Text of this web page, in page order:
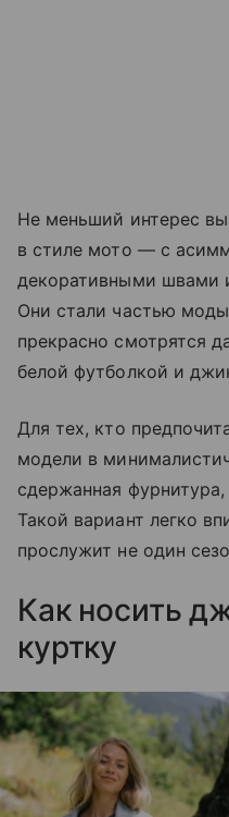
Не меньший интерес
в стиле мото — с
декоративными швами
Они стали частью
прекрасно смотрятся
белой футболкой и
Для тех, кто
модели в
сдержанная
Такой вариант легко
прослужит не один
Как носить
куртку